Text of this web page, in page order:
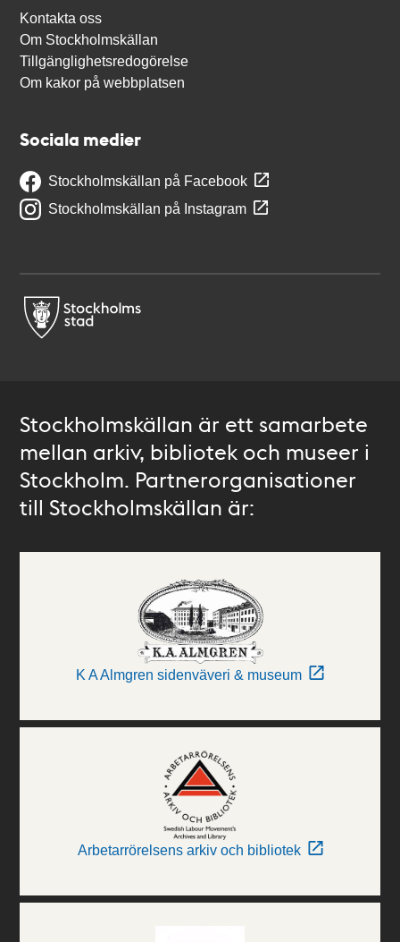
Kontakta oss
Om Stockholmskällan
Tillgänglighetsredogörelse
Om kakor på webbplatsen
Sociala medier
Stockholmskällan på Facebook
Stockholmskällan på Instagram
Stockholmskällan är ett samarbete
mellan arkiv, bibliotek och museer i
Stockholm. Partnerorganisationer
till Stockholmskällan är:
K A Almgren sidenväveri & museum
Arbetarrörelsens arkiv och bibliotek